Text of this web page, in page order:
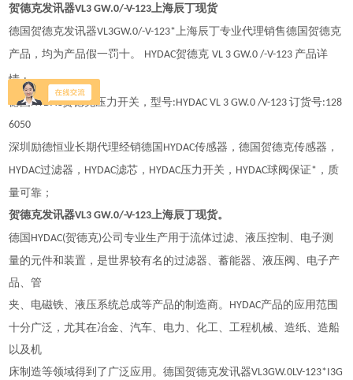
贺德克发讯器VL3 GW.0/-V-123上海辰丁现货
德国贺德克发讯器VL3GW.0/-V-123*上海辰丁专业代理销售德国贺德克
产品，均为产品假一罚十。 HYDAC贺德克VL 3 GW.0 /-V-123 产品详
情 :
德国HYDAC贺德克压力开关，型号:HYDAC VL 3 GW.0 /V-123订货号:128
6050
深圳励德恒业长期代理经销德国 HYDAC传感器，德国贺德克传感器，
HYDAC过滤器， HYDAC滤芯， HYDAC压力开关， HYDAC球阀保证* ，质
量可靠 ；
贺德克发讯器VL3 GW.0/-V-123上海辰丁现货。
德国 HYDAC(贺德克)公司专业生产用于流体过滤、液压控制、电子测
量的元件和装置，是世界较有名的过滤器、蓄能器、液压阀、电子产
品、管
夹、电磁铁、液压系统总成等产品的制造商。 HYDAC产品的应用范围
十分广泛，尤其在冶金、汽车、电力、化工、工程机械、造纸、造船
以及机
床制造等领域得到了广泛应用。德国贺德克发讯器VL3GW.0LV-123*I3G